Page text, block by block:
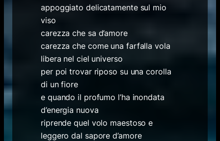
appoggiato delicatamente sul mio
viso
carezza che sa d’amore
carezza che come una farfalla vola
libera nel ciel universo
per poi trovar riposo su una corolla
di un fiore
e quando il profumo l’ha inondata
d’energia nuova
riprende quel volo maestoso e
leggero dal sapore d’amore